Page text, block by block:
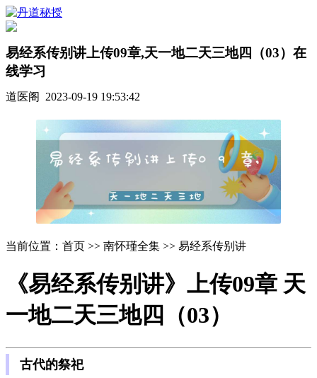
易经系传别讲上传09章,天一地二天三地四（03）在
线学习
道医阁 2023-09-19 19:53:42
当前位置：首页 >> 南怀瑾全集 >> 易经系传别讲
《易经系传别讲》上传09章 天
一地二天三地四（03）
古代的祭祀